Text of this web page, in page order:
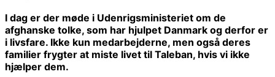
I dag er der møde i Udenrigsministeriet om de
afghanske tolke, som har hjulpet Danmark og derfor er
i livsfare. Ikke kun medarbejderne, men også deres
familier frygter at miste livet til Taleban, hvis vi ikke
hjælper dem.